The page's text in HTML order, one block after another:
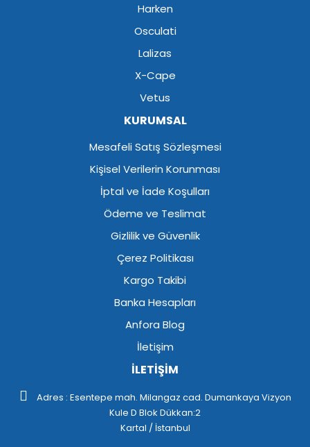
Harken
Osculati
Lalizas
X-Cape
Vetus
KURUMSAL
Mesafeli Satış Sözleşmesi
Kişisel Verilerin Korunması
İptal ve İade Koşulları
Ödeme ve Teslimat
Gizlilik ve Güvenlik
Çerez Politikası
Kargo Takibi
Banka Hesapları
Anfora Blog
İletişim
İLETİŞİM
Adres : Esentepe mah. Milangaz cad. Dumankaya Vizyon
Kule D Blok Dükkan:2
Kartal / İstanbul